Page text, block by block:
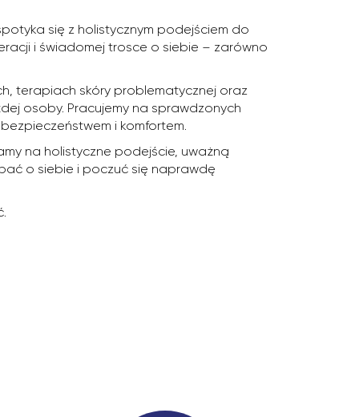
się z holistycznym podejściem do
i świadomej trosce o siebie – zarówno
terapiach skóry problematycznej oraz
osoby. Pracujemy na sprawdzonych
i komfortem.
na holistyczne podejście, uważną
o siebie i poczuć się naprawdę